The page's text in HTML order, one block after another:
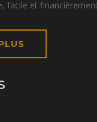
facile et